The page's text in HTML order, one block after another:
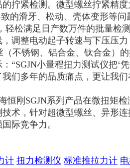
拧紧检测。微型螺丝拧紧精
的滑牙、松动、壳体变形等
轻松满足日产数万件的批量检
调整电动起子转速与下压压
不锈钢、铝合金、钛合金）
“SGJN小量程扭力测试仪把‘
们多年的品质痛点，更让我
恒刚SGJN系列产品在微扭矩
术，针对超微型螺丝、异形
际竞争力。
计 扭力检测仪 标准推拉力计